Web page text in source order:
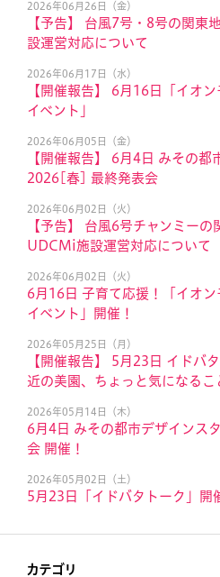
2026年06月26日（金）
【予告】 台風7号・8号の関東
設運営対応について
2026年06月17日（水）
【開催報告】 6月16日「イオ
イベント」
2026年06月05日（金）
【開催報告】 6月4日 みその都
2026[春] 最終発表会
2026年06月02日（火）
【予告】 台風6号チャンミーの
UDCMi施設運営対応について
2026年06月02日（火）
6月16日 子育て応援！「イオ
イベント」開催！
2026年05月25日（月）
【開催報告】 5月23日 イドバ
近の美園、ちょっと気になるこ
2026年05月14日（木）
6月4日 みその都市デザインス
会 開催！
2026年05月02日（土）
5月23日「イドバタトーク」開
カテゴリ